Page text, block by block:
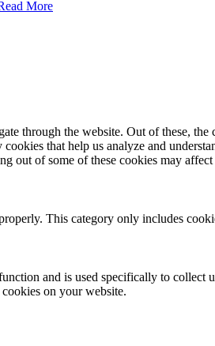
More
through the website. Out of these,
that help us analyze and
out of some of these cookies may
This category only includes
and is used specifically to collect
on your website.